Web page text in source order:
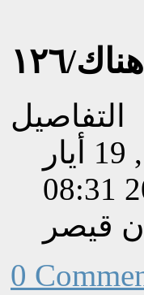
١٢٦
التفاصيل
تم إنشاءه بتاريخ الثلاثاء, 19 أيار
قيصر
0